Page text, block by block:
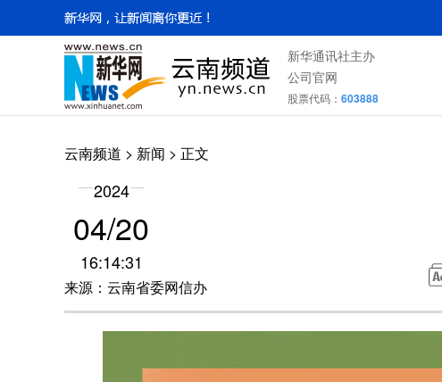
新华通讯社主办
公司官网
股票代码： 603888
云南频道 > 新闻 > 正文
2024
04/20
16:14:31
来源：云南省委网信办